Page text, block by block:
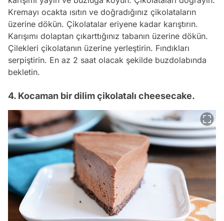
Kremayı ocakta ısıtın ve doğradığınız çikolataların
üzerine dökün. Çikolatalar eriyene kadar karıştırın.
Karışımı dolaptan çıkarttığınız tabanın üzerine dökün.
Çilekleri çikolatanın üzerine yerleştirin. Fındıkları
serpiştirin. En az 2 saat olacak şekilde buzdolabında
bekletin.
4. Kocaman bir dilim çikolatalı cheesecake.